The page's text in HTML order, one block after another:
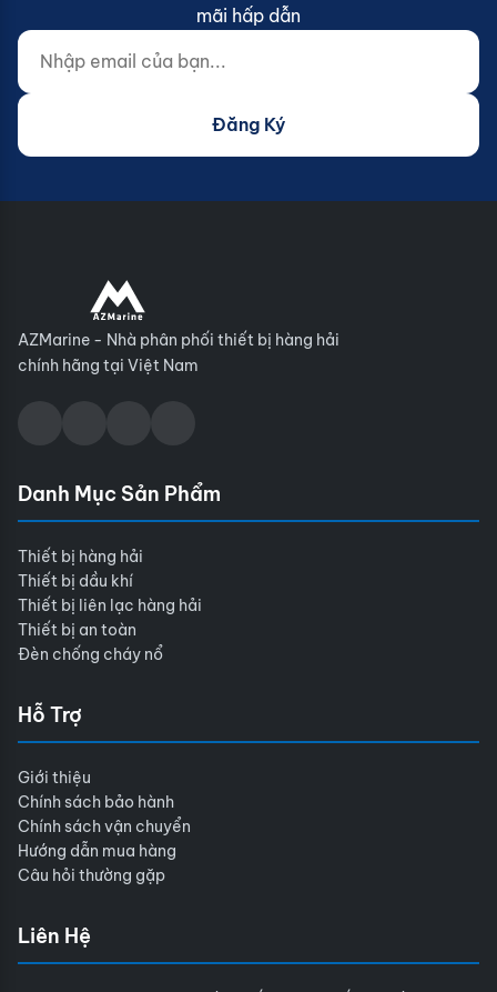
mãi hấp dẫn
Nhập email của bạn...
Website (do not fill)
Đăng Ký
AZMarine - Nhà phân phối thiết bị hàng hải
chính hãng tại Việt Nam
Danh Mục Sản Phẩm
Thiết bị hàng hải
Thiết bị dầu khí
Thiết bị liên lạc hàng hải
Thiết bị an toàn
Đèn chống cháy nổ
Hỗ Trợ
Giới thiệu
Chính sách bảo hành
Chính sách vận chuyển
Hướng dẫn mua hàng
Câu hỏi thường gặp
Liên Hệ